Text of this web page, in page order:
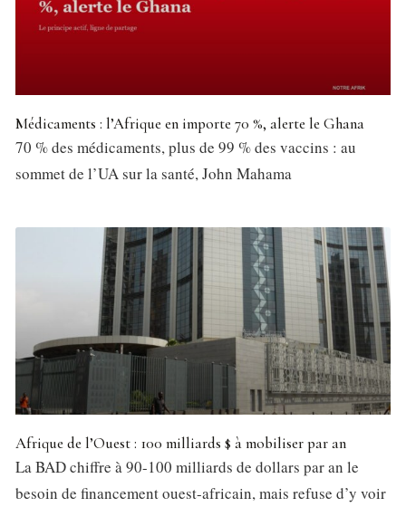
Médicaments : l’Afrique en importe 70 %, alerte le Ghana
70 % des médicaments, plus de 99 % des vaccins : au
sommet de l’UA sur la santé, John Mahama
Afrique de l’Ouest : 100 milliards $ à mobiliser par an
La BAD chiffre à 90-100 milliards de dollars par an le
besoin de financement ouest-africain, mais refuse d’y voir